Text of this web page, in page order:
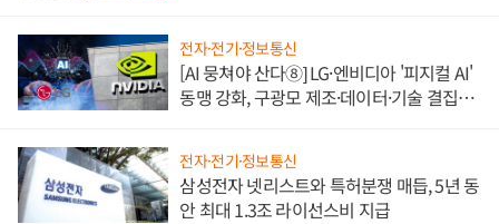
전자·전기·정보통신
[AI 뭉쳐야 산다⑧] LG·엔비디아 '피지컬 AI'
동맹 강화, 구광모 제조·데이터·기술 결집
전자·전기·정보통신
삼성전자 넷리스트와 특허분쟁 매듭, 5년 동
안 최대 1.3조 라이선스비 지급